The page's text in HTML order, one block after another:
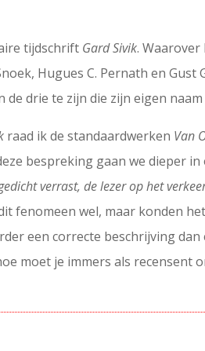
tijdschrift Gard Sivik.
Hugues C. Pernath en Gust
drie te zijn die zijn eigen
raad ik de standaardwerken Van
bespreking gaan we dieper in
verrast, de lezer op het
fenomeen wel, maar konden
een correcte beschrijving
moet je immers als recensent